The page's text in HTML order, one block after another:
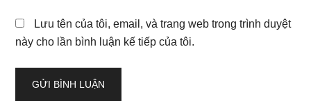
Lưu tên của tôi, email, và trang web trong trình duyệt
này cho lần bình luận kế tiếp của tôi.